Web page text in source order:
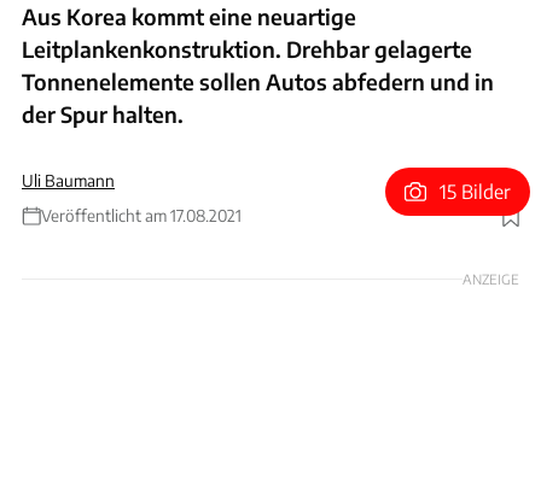
Aus Korea kommt eine neuartige
Leitplankenkonstruktion. Drehbar gelagerte
Tonnenelemente sollen Autos abfedern und in
der Spur halten.
Uli Baumann
Veröffentlicht am 17.08.2021
Foto: ETI
15 Bilder
ANZEIGE